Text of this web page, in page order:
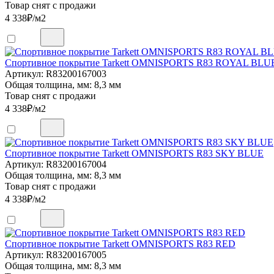
Товар снят с продажи
4 338₽/м2
Спортивное покрытие Tarkett OMNISPORTS R83 ROYAL
Артикул: R83200167003
Общая толщина, мм: 8,3 мм
Товар снят с продажи
4 338₽/м2
Спортивное покрытие Tarkett OMNISPORTS R83 SKY BLUE
Артикул: R83200167004
Общая толщина, мм: 8,3 мм
Товар снят с продажи
4 338₽/м2
Спортивное покрытие Tarkett OMNISPORTS R83 RED
Артикул: R83200167005
Общая толщина, мм: 8,3 мм